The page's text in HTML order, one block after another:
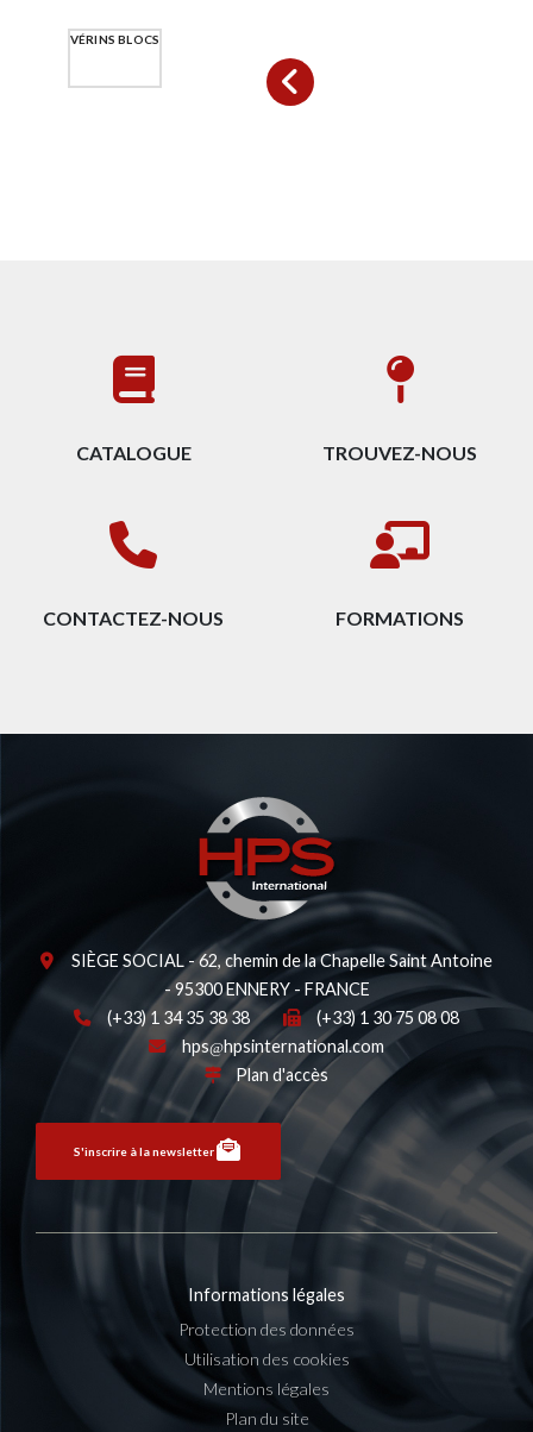
VÉRINS BLOCS
CATALOGUE TROUVEZ-NOUS
CONTACTEZ-NOUS FORMATIONS
SIÈGE SOCIAL - 62, chemin de la Chapelle Saint Antoine
- 95300 ENNERY - FRANCE
(+33) 1 34 35 38 38
(+33) 1 30 75 08 08
hps
hpsinternational.com
Plan d'accès
S'inscrire à la newsletter
Informations légales
Protection des données
Utilisation des cookies
Mentions légales
Plan du site